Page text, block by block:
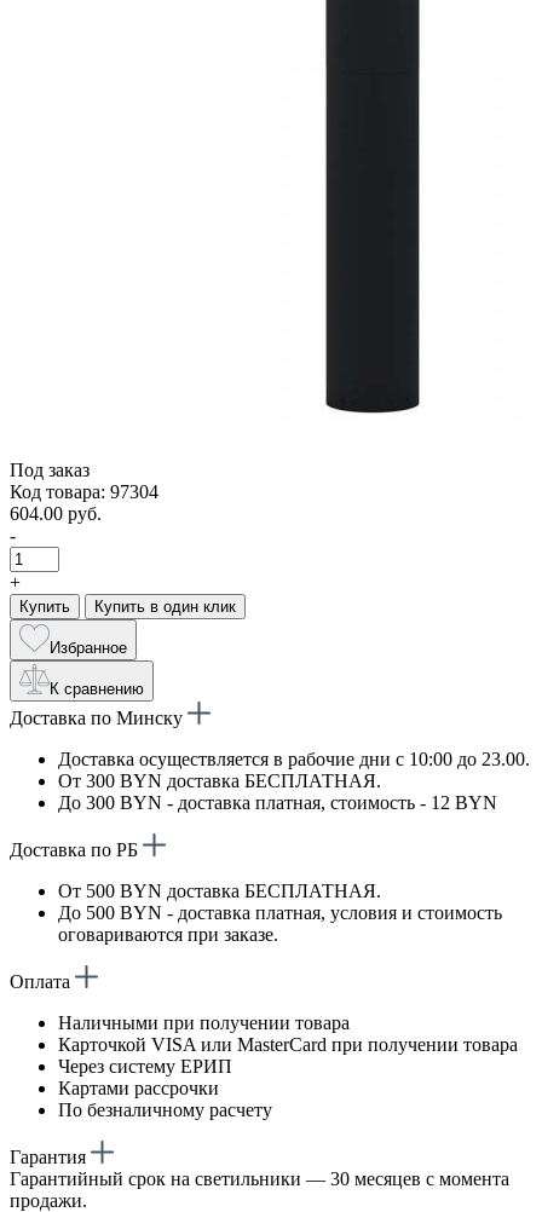
Под заказ
Код товара: 97304
604.00 руб.
-
+
Купить Купить в один клик
Избранное
К сравнению
Доставка по Минску
Доставка осуществляется в рабочие дни с 10:00 до 23.00.
От 300 BYN доставка БЕСПЛАТНАЯ.
До 300 BYN - доставка платная, стоимость - 12 BYN
Доставка по РБ
От 500 BYN доставка БЕСПЛАТНАЯ.
До 500 BYN - доставка платная, условия и стоимость
оговариваются при заказе.
Оплата
Наличными при получении товара
Карточкой VISA или MasterCard при получении товара
Через систему ЕРИП
Картами рассрочки
По безналичному расчету
Гарантия
Гарантийный срок на светильники — 30 месяцев с момента
продажи.